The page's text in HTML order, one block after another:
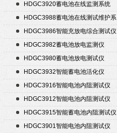
HDGC3920蓄电池在线监测系统
HDGC3988蓄电池在线测试维护系
统
HDGC3986智能充放电综合测试仪
HDGC3982蓄电池放电监测仪
HDGC3980蓄电池放电测试仪
HDGC3932智能蓄电池活化仪
HDGC3916智能电池内阻测试仪
HDGC3912智能电池内阻测试仪
HDGC3915智能蓄电池内阻测试仪
HDGC3901智能电池内阻测试仪